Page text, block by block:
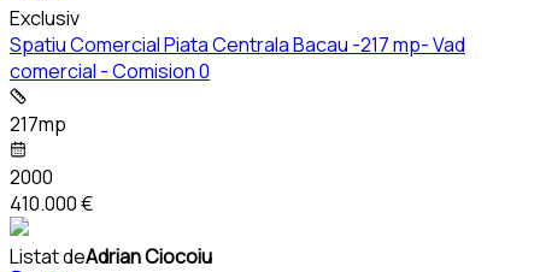
Exclusiv
Spatiu Comercial Piata Centrala Bacau -217 mp- Vad
comercial - Comision 0
217mp
2000
410.000 €
Listat deAdrian Ciocoiu